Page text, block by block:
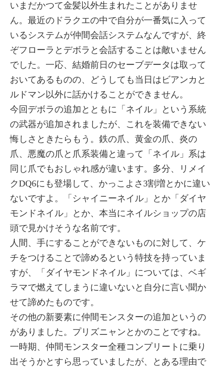
いまだかつて金髪以外生まれたことがありませ
ん。最近のドラクエの中で自分が一番気に入って
いるシステムが仲間会話システムなんですが、終
ぞフローラとデボラと会話することは敵いません
でした。一応、結婚前日のセーブデータは取って
おいてあるものの、どうしても当日はビアンカと
ルドマン以外に話かけることができません。
今回デボラの追加とともに「ネイル」という系統
の武器が追加されましたが、これを装備できない
悔しさときたらもう。鉄の爪、黄金の爪、炎の
爪、悪魔の爪と爪系装備と違って「ネイル」系は
同じ爪でもおしゃれ感が違います。多分、リメイ
クDQ6にも登場して、かっこよさ3割増とかに違い
ないですよ。「シャイニーネイル」とか「ダイヤ
モンドネイル」とか、本当にネイルショップの店
頭で見かけそうな名前です。
人間、手にすることができないものに対して、ケ
チをつけることで諦めるという特技を持っていま
すが、「ダイヤモンドネイル」については、ベギ
ラマで燃えてしまうに違いないと自分に言い聞か
せて諦めたものです。
その他の新要素に仲間モンスターの追加というの
がありました。プリズニャンとかのことですね。
一時期、仲間モンスター全種コンプリートに乗り
出そうかとすら思っていましたが、とある理由で